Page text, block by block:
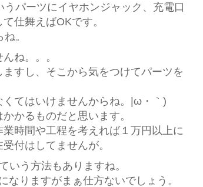
パーツにイヤホンジャック、充電口
仕舞えばOKです。
。
ね。。。
すし、そこから気をつけてパーツを
てはいけませんからね。|ω・｀)
かるものだと思います。
時間や工程を考えれば１万円以上に
はしてませんが。
いう方法もありますね。
りますがまぁ仕方ないでしょう。